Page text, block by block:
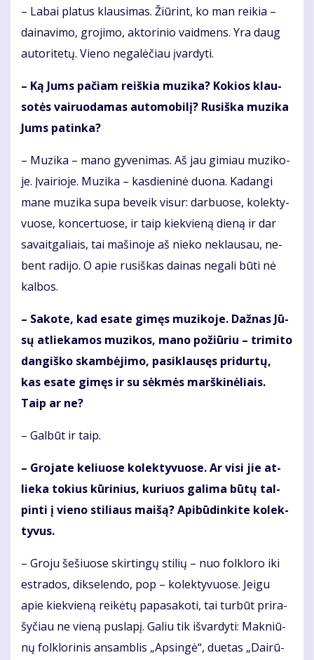
– La­bai pla­tus klau­si­mas. Žiū­rint, ko man rei­kia –
dai­na­vi­mo, gro­ji­mo, ak­to­ri­nio vaid­mens. Yra daug
au­to­ri­te­tų. Vie­no ne­ga­lė­čiau įvar­dy­ti.
– Ką Jums pa­čiam reiš­kia mu­zi­ka? Ko­kios klau­
so­tės vai­ruo­da­mas au­to­mo­bi­lį? Ru­siš­ka mu­zi­ka
Jums pa­tin­ka?
– Mu­zi­ka – ma­no gy­ve­ni­mas. Aš jau gi­miau mu­zi­ko­
je. Įvai­rio­je. Mu­zi­ka – kas­die­ni­nė duo­na. Ka­dan­gi
ma­ne mu­zi­ka su­pa be­veik vi­sur: dar­buo­se, ko­lek­ty­
vuo­se, kon­cer­tuo­se, ir taip kiek­vie­ną die­ną ir dar
sa­vait­ga­liais, tai ma­ši­no­je aš nie­ko ne­klau­sau, ne­
bent ra­di­jo. O apie ru­siš­kas dai­nas ne­ga­li bū­ti nė
kal­bos.
– Sa­ko­te, kad esa­te gi­męs mu­zi­ko­je. Daž­nas Jū­
sų at­lie­ka­mos mu­zi­kos, ma­no po­žiū­riu – tri­mi­to
dan­giš­ko skam­bė­ji­mo, pa­si­klau­sęs pri­dur­tų,
kas esa­te gi­męs ir su sėk­mės marš­ki­nė­liais.
Taip ar ne?
– Gal­būt ir taip.
– Gro­ja­te ke­liuo­se ko­lek­ty­vuo­se. Ar vi­si jie at­
lie­ka to­kius kū­ri­nius, ku­riuos ga­li­ma bū­tų tal­
pin­ti į vie­no sti­liaus mai­šą? Api­bū­din­ki­te ko­lek­
ty­vus.
– Gro­ju še­šiuo­se skir­tin­gų sti­lių – nuo fol­klo­ro iki
est­ra­dos, dik­se­len­do, pop – ko­lek­ty­vuo­se. Jei­gu
apie kiek­vie­ną rei­kė­tų pa­pa­sa­ko­ti, tai tur­būt pri­ra­
šy­čiau ne vie­ną pus­la­pį. Ga­liu tik iš­var­dy­ti: Mak­niū­
nų fol­klo­ri­nis an­sam­blis „Ap­sin­gė“, du­e­tas „Dai­rū­